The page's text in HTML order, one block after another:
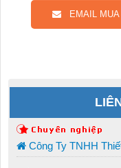
EMAIL MUA
Công Ty TNHH